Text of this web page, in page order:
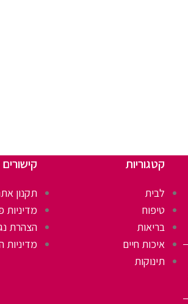
קטגוריות
לבית
טיפוח
בריאות
איכות חיים
תינוקות
תקנון
מדיניות
הצהרת
מדיניות